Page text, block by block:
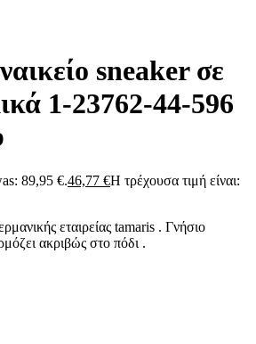
sneaker σε
1-23762-44-596
89,95 €.46,77 €Η τρέχουσα τιμή είναι:
εταιρείας tamaris . Γνήσιο
ακριβώς στο πόδι .